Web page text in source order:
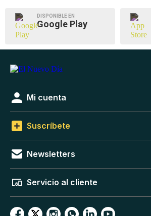
DISPONIBLE EN
Google Play
Mi cuenta
Suscríbete
Newsletters
Servicio al cliente